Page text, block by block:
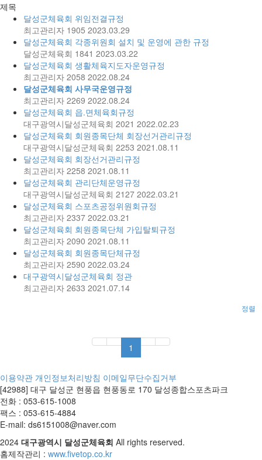
제목
달성군체육회 위임전결규정
최고관리자 1905 2023.03.29
달성군체육회 각종위원회 설치 및 운영에 관한 규정
달성군체육회 1841 2023.03.22
달성군체육회 생활체육지도자운영규정
최고관리자 2058 2022.08.24
달성군체육회 사무국운영규정
최고관리자 2269 2022.08.24
달성군체육회 읍.면체육회규정
대구광역시달성군체육회 2021 2022.02.23
달성군체육회 회원종목단체 회장선거관리규정
대구광역시달성군체육회 2253 2021.08.11
달성군체육회 회장선거관리규정
최고관리자 2258 2021.08.11
달성군체육회 관리단체운영규정
대구광역시달성군체육회 2127 2022.03.21
달성군체육회 스포츠공정위원회규정
최고관리자 2337 2022.03.21
달성군체육회 회원종목단체 가입탈퇴규정
최고관리자 2090 2021.08.11
달성군체육회 회원종목단체규정
최고관리자 2590 2022.03.24
대구광역시달성군체육회 정관
최고관리자 2633 2021.07.14
정렬
1
이용약관 개인정보처리방침 이메일무단수집거부
[42988] 대구 달성군 현풍읍 현풍동로 170 달성종합스포츠파크
전화 : 053-615-1008
팩스 : 053-615-4884
E-mail: ds6151008@naver.com
2024 대구광역시 달성군체육회 All rights reserved.
홈제작관리 : www.fivetop.co.kr